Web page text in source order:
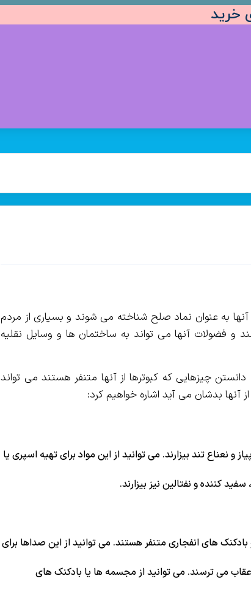
خرید
به عنوان نماد صلح شناخته می شوند و بسیاری از مردم
و فضولات آنها می تواند به ساختمان ها و وسایل نقلیه
چیزهایی که کبوترها از آنها متنفر هستند می تواند
آنها بدشان می آید اشاره خواهیم کرد:
و نعناع تند بیزارند. می توانید از این مواد برای تهیه اسپری یا
کننده و نفتالین نیز بیزارند.
های انفجاری متنفر هستند. می توانید از این صداها برای
می ترسند. می توانید از مجسمه ها یا بادکنک های